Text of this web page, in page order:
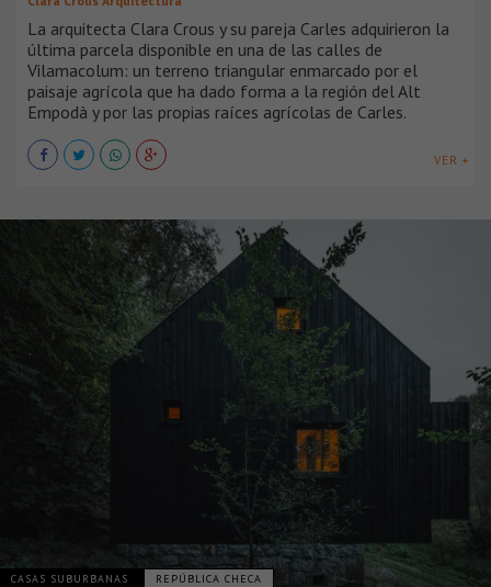
La arquitecta Clara Crous y su pareja Carles adquirieron la
última parcela disponible en una de las calles de
Vilamacolum: un terreno triangular enmarcado por el
paisaje agrícola que ha dado forma a la región del Alt
Empodà y por las propias raíces agrícolas de Carles.
VER +
CASAS SUBURBANAS REPÚBLICA CHECA